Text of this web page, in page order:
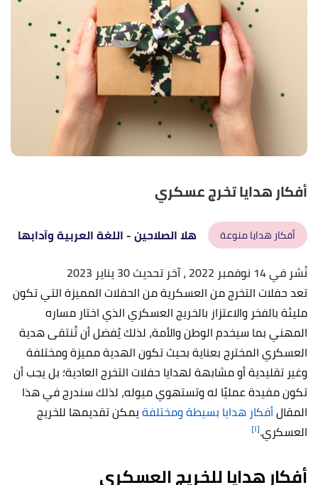
أفكار هدايا تخرج عسكري
أفكار هدايا منوعة هلا الصلاحين- اللغة العربية وآدابها
نُشر في 14 نوفمبر 2022
، آخر تحديث 30 يناير 2023
تعد حفلات التخرج من العسكرية من الحفلات المميزة التي تكون
مليئة بالفخر والاعتزاز بالخريج العسكري الذي اختار مساره
المهني بما سيخدم الوطن والأمة، لذلك يُفضل أن تُنتقى هدية
العسكري المخترج بعناية بحيث تكون الهدية مميزة ومختلفة
وغير تقليدية أو مشابهة لهدايا حفلات التخرج العادية؛ بل يجب أن
تكون مفيدة عمليًا له وتستهوي ميوله، لذلك سندرج في هذا
المقالأفكار هدايا بسيطة ومختلفةيمكن تقديمها للخريج
العسكري.[١]
أفكار هدايا للخريج العسكري